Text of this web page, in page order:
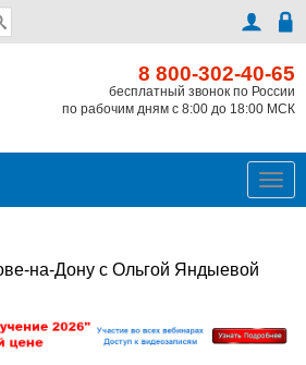
8 800-302-40-65
бесплатный звонок по России
по рабочим дням с 8:00 до 18:00 МСК
на-Дону с Ольгой Яндыевой